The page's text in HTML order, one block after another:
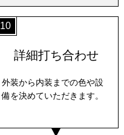
10
詳細打ち合わせ
外装から内装までの色や設
備を決めていただきます。